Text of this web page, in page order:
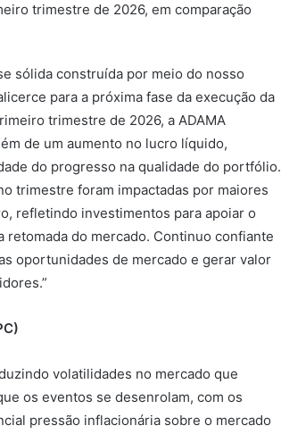
trimestre de 2026, em comparação
sólida construída por meio do nosso
para a próxima fase da execução da
trimestre de 2026, a ADAMA
de um aumento no lucro líquido,
do progresso na qualidade do portfólio.
trimestre foram impactadas por maiores
refletindo investimentos para apoiar o
do mercado. Continuo confiante
oportunidades de mercado e gerar valor
volatilidades no mercado que
os eventos se desenrolam, com os
pressão inflacionária sobre o mercado